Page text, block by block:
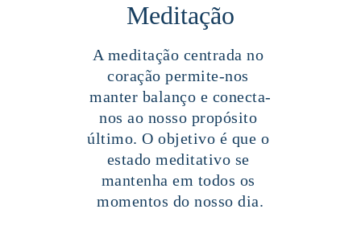
Meditação
A meditação centrada no
coração permite-nos
manter balanço e conecta-
nos ao nosso propósito
último. O objetivo é que o
estado meditativo se
mantenha em todos os
momentos do nosso dia.